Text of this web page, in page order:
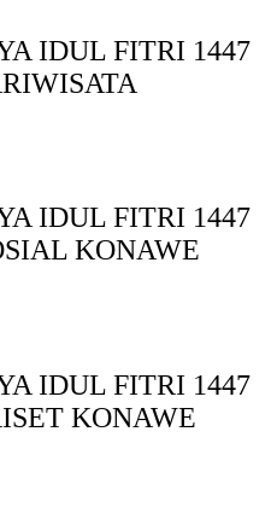
IDUL FITRI 1447
IDUL FITRI 1447
KONAWE
IDUL FITRI 1447
KONAWE